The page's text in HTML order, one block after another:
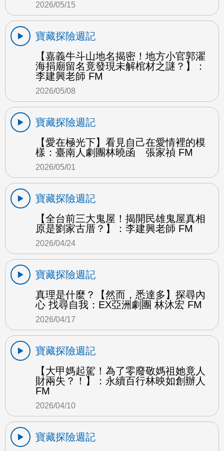
2026/05/15
寶藏探險週記
【嘉義牛斗山地名揭密！地方小官郭濯
海捐廟留名竟發現未解棺材之謎？】：
李建興老師 FM
2026/05/08
寶藏探險週記
【愛在極光下】看見自己在愛情裡的模
樣：臺南人劇團林曉函 張家禎 FM
2026/05/01
寶藏探險週記
【全台前三大鬼屋！揭開民雄鬼屋真相
原是劉家古厝？】：李建興老師 FM
2026/04/24
寶藏探險週記
真理是什麼？【然而，悉達多】探尋內
心 找尋自我：EX亞洲劇團 林沐宏 FM
2026/04/17
寶藏探險週記
【大甲媽起駕！為了零廢敬媽祖她竟人
財兩失？！】：永續百行林映如創辦人
FM
2026/04/10
寶藏探險週記